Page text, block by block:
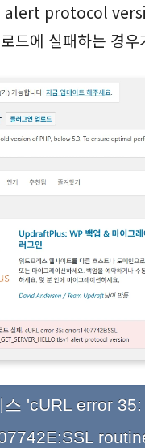
alert protocol
드에 실패하는 경우
스 'cURL error 35: